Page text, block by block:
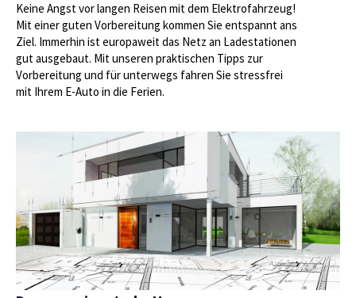
Keine Angst vor langen Reisen mit dem Elektrofahrzeug!
Mit einer guten Vorbereitung kommen Sie entspannt ans
Ziel. Immerhin ist europaweit das Netz an Ladestationen
gut ausgebaut. Mit unseren praktischen Tipps zur
Vorbereitung und für unterwegs fahren Sie stressfrei
mit Ihrem E-Auto in die Ferien.